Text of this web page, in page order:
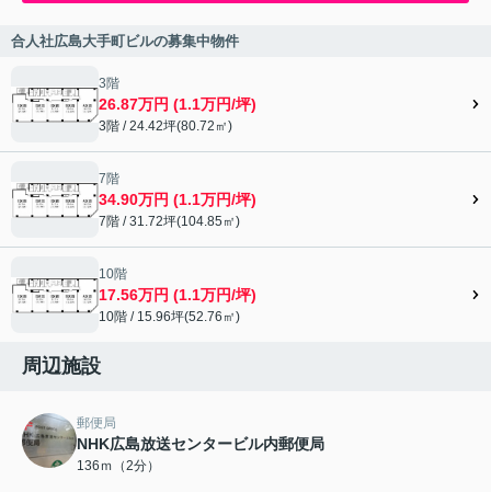
合人社広島大手町ビルの募集中物件
3階
26.87万円 (1.1万円/坪)
3階 / 24.42坪(80.72㎡)
7階
34.90万円 (1.1万円/坪)
7階 / 31.72坪(104.85㎡)
10階
17.56万円 (1.1万円/坪)
10階 / 15.96坪(52.76㎡)
周辺施設
郵便局
NHK広島放送センタービル内郵便局
136ｍ（2分）